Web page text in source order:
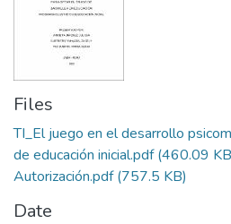
Files
TI_El juego en el desarrollo
de educación inicial.pdf(460.09
Autorización.pdf(757.5 KB)
Date